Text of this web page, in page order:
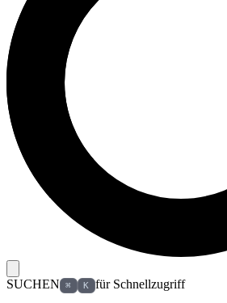
Schiedsrichter
Football Lexikon
SUCHEN ⌘ K für Schnellzugriff